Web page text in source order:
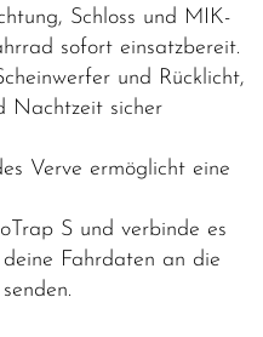
Schloss und MIK-
sofort einsatzbereit.
und Rücklicht,
Nachtzeit sicher
Verve ermöglicht eine
S und verbinde es
Fahrdaten an die